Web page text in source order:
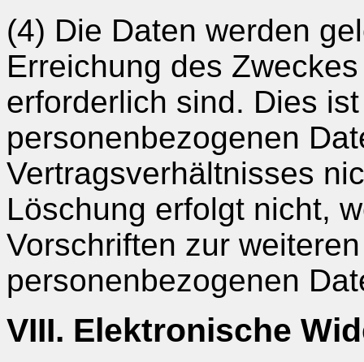
(4) Die Daten werden
Erreichung des
erforderlich sind. Dies
personenbezogenen
Vertragsverhältnisses
Löschung erfolgt nicht,
Vorschriften zur
personenbezogenen
VIII. Elektronische